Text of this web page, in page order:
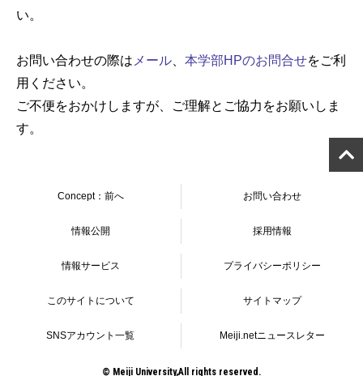
い。
お問い合わせの際は メール 本学部HPのお問合せをご利
用ください。
ご不便をおかけしますが、ご理解とご協力をお願いしま
す。
Concept：前へ お問い合わせ
情報公開 採用情報
情報サービス プライバシーポリシー
このサイトについて サイトマップ
SNSアカウント一覧 Meiji.netニュースレター
© Meiji University,All rights reserved.